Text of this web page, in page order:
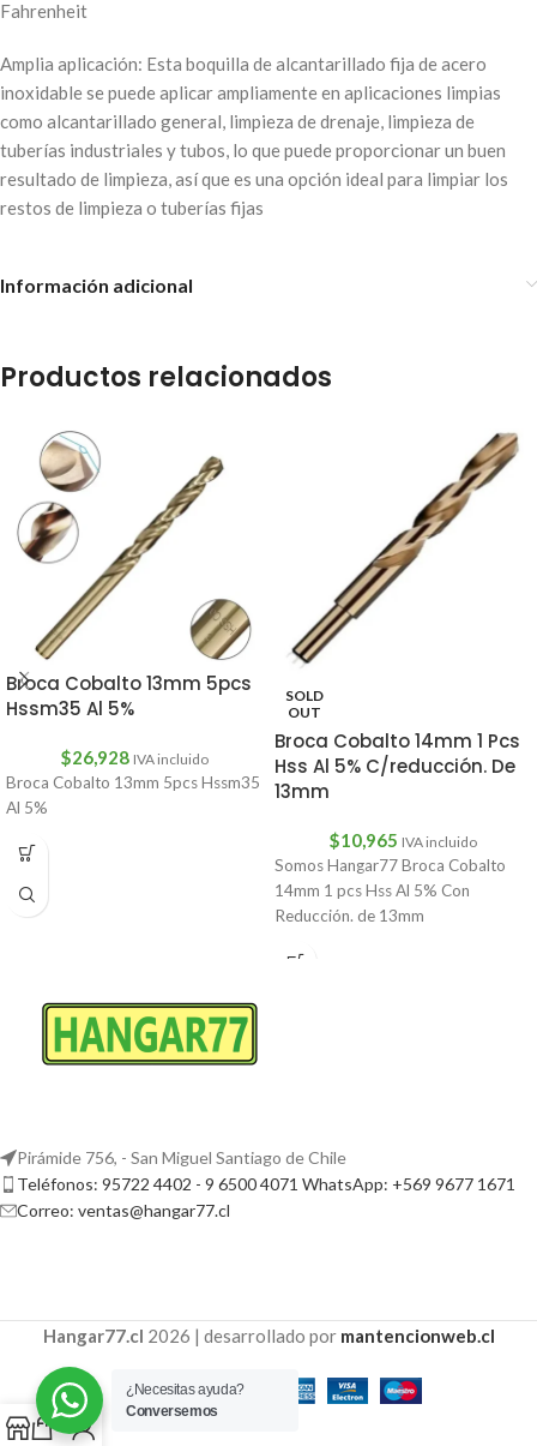
Fahrenheit
Amplia aplicación: Esta boquilla de alcantarillado fija de acero
inoxidable se puede aplicar ampliamente en aplicaciones limpias
como alcantarillado general, limpieza de drenaje, limpieza de
tuberías industriales y tubos, lo que puede proporcionar un buen
resultado de limpieza, así que es una opción ideal para limpiar los
restos de limpieza o tuberías fijas
Información adicional
Productos relacionados
Broca Cobalto 13mm 5pcs
Hssm35 Al 5%
$26,928 IVA incluido
Broca Cobalto 13mm 5pcs Hssm35
Al 5%
SOLD
OUT
Broca Cobalto 14mm 1 Pcs
Hss Al 5% C/reducción. De
13mm
$10,965 IVA incluido
Somos Hangar77 Broca Cobalto
14mm 1 pcs Hss Al 5% Con
Reducción. de 13mm
Pirámide 756, - San Miguel Santiago de Chile
Teléfonos: 95722 4402 - 9 6500 4071 WhatsApp: +569 9677 1671
Correo: ventas@hangar77.cl
Hangar77.cl 2026 | desarrollado por mantencionweb.cl
¿Necesitas ayuda?
Conversemos